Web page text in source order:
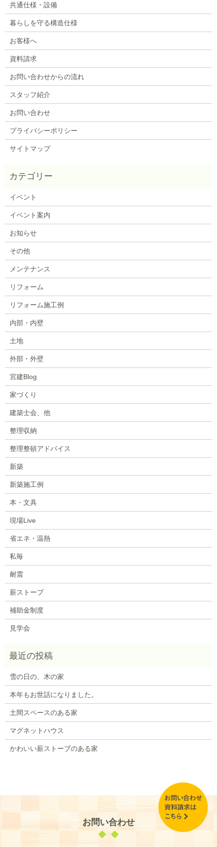
共通仕様・設備
暮らしを守る構造仕様
お客様へ
資料請求
お問い合わせからの流れ
スタッフ紹介
お問い合わせ
プライバシーポリシー
サイトマップ
イベント
イベント案内
お知らせ
その他
メンテナンス
リフォーム
リフォーム施工例
内部・内壁
土地
外部・外壁
宮建Blog
家づくり
建築士会、他
整理収納
整理整頓アドバイス
新築
新築施工例
本・文具
現場Live
省エネ・温熱
私毎
耐震
薪ストーブ
補助金制度
見学会
雪の日の、木の家
本年もお世話になりました。
土間スペースのある家
マグネットハウス
かわいい薪ストーブのある家
お問い合わせ